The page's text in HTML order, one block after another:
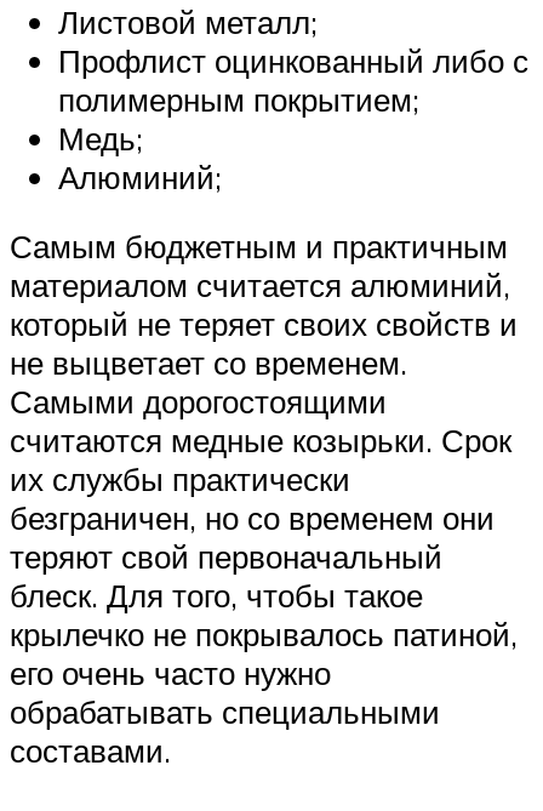
Листовой металл;
Профлист оцинкованный либо с
полимерным покрытием;
Медь;
Алюминий;
Самым бюджетным и практичным
материалом считается алюминий,
который не теряет своих свойств и
не выцветает со временем.
Самыми дорогостоящими
считаются медные козырьки. Срок
их службы практически
безграничен, но со временем они
теряют свой первоначальный
блеск. Для того, чтобы такое
крылечко не покрывалось патиной,
его очень часто нужно
обрабатывать специальными
составами.